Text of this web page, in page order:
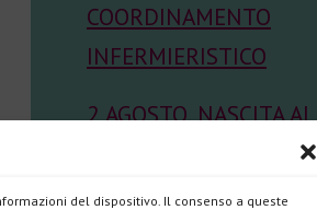
del dispositivo. Il consenso a queste
COORDINAMENTO
INFERMIERISTICO
2 AGOSTO, NASCITA AL
ANGUSTIA GIMENEZ